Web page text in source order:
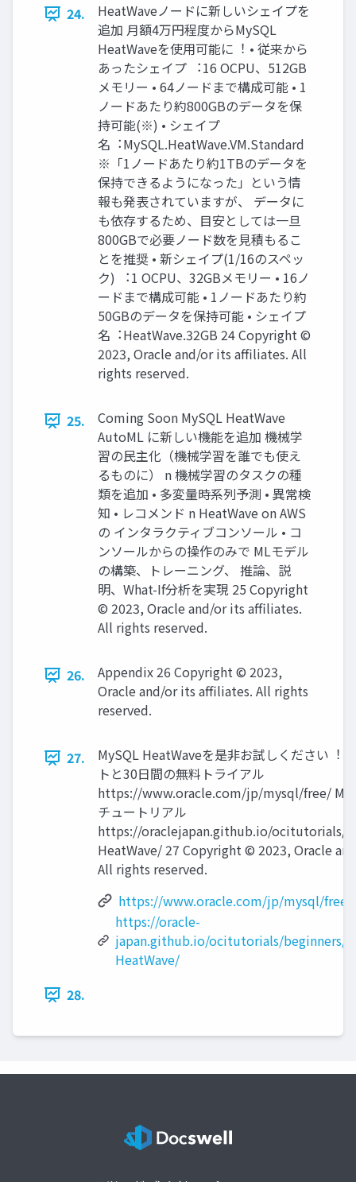
24.
HeatWaveノードに新しいシェイプを
追加 ⽉額4万円程度からMySQL
HeatWaveを使⽤可能に︕ • 従来から
あったシェイプ ︓16 OCPU、512GB
メモリー • 64ノードまで構成可能 • 1
ノードあたり約800GBのデータを保
持可能(※) • シェイプ
名︓MySQL.HeatWave.VM.Standard
※「1ノードあたり約1TBのデータを
保持できるようになった」という情
報も発表されていますが、 データに
も依存するため、⽬安としては⼀旦
800GBで必要ノード数を⾒積もるこ
とを推奨 • 新シェイプ(1/16のスペッ
ク) ︓1 OCPU、32GBメモリー • 16ノ
ードまで構成可能 • 1ノードあたり約
50GBのデータを保持可能 • シェイプ
名︓HeatWave.32GB 24 Copyright ©
2023, Oracle and/or its affiliates. All
rights reserved.
25.
Coming Soon MySQL HeatWave
AutoML に新しい機能を追加 機械学
習の⺠主化（機械学習を誰でも使え
るものに） n 機械学習のタスクの種
類を追加 • 多変量時系列予測 • 異常検
知 • レコメンド n HeatWave on AWS
の インタラクティブコンソール • コ
ンソールからの操作のみで MLモデル
の構築、トレーニング、 推論、説
明、What-If分析を実現 25 Copyright
© 2023, Oracle and/or its affiliates.
All rights reserved.
26.
Appendix 26 Copyright © 2023,
Oracle and/or its affiliates. All rights
reserved.
27.
MySQL HeatWaveを是⾮お試しください︕
トと30⽇間の無料トライアル
https://www.oracle.com/jp/mysql/free/
チュートリアル
https://oraclejapan.github.io/ocitutorials/
HeatWave/ 27 Copyright © 2023, Oracle
All rights reserved.
https://www.oracle.com/jp/mysql/free/
https://oracle-
japan.github.io/ocitutorials/beginners/
HeatWave/
28.